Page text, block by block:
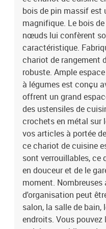
bois de pin massif est
magnifique. Le bois
nœuds lui confèrent
caractéristique.
chariot de rangement
robuste. Ample
à légumes est conçu
offrent un grand
des ustensiles de
crochets en métal sur
vos articles à portée
ce chariot de cuisine
sont verrouillables, ce
en douceur et de le
moment.
d'organisation peut
salon, la salle de bain,
endroits. Vous